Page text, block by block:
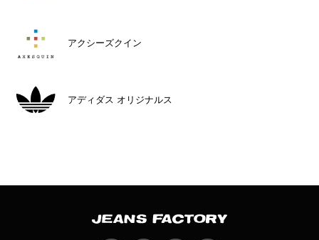
アクシーズクイン
アディダス オリジナルス